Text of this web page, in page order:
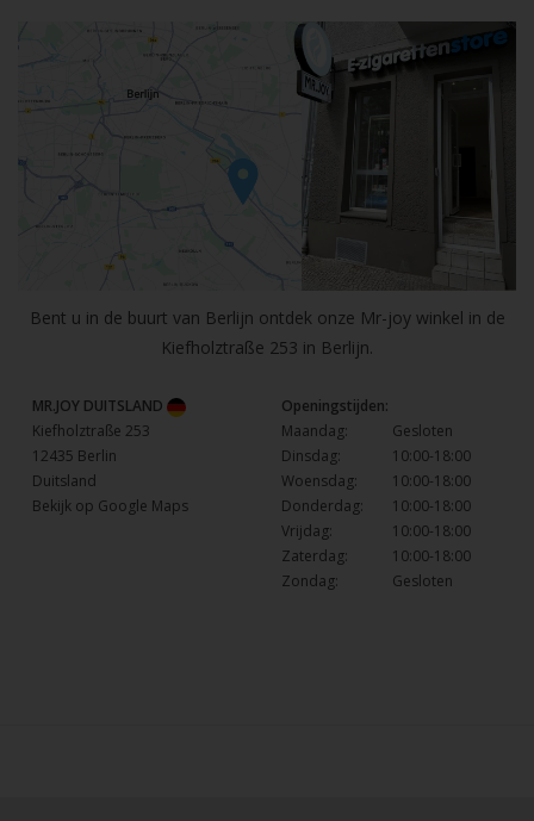
Bent u in de buurt van Berlijn ontdek onze Mr-joy winkel in de
Kiefholztraße 253 in Berlijn.
MR.JOY DUITSLAND
Kiefholztraße 253
12435 Berlin
Duitsland
Bekijk op Google Maps
Openingstijden:
Maandag:
Gesloten
Dinsdag:
10:00-18:00
Woensdag:
10:00-18:00
Donderdag:
10:00-18:00
Vrijdag:
10:00-18:00
Zaterdag:
10:00-18:00
Zondag:
Gesloten